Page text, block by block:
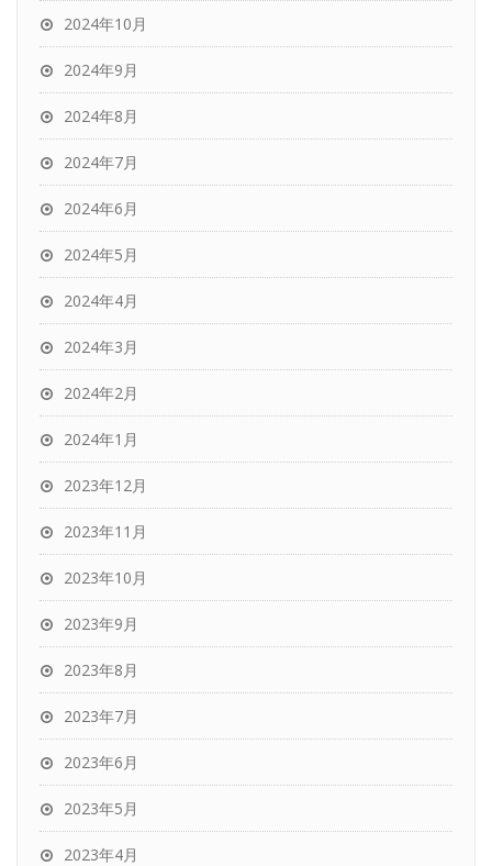
2024年10月
2024年9月
2024年8月
2024年7月
2024年6月
2024年5月
2024年4月
2024年3月
2024年2月
2024年1月
2023年12月
2023年11月
2023年10月
2023年9月
2023年8月
2023年7月
2023年6月
2023年5月
2023年4月